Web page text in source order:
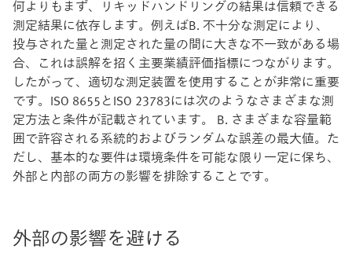
何よりもまず、リキッドハンドリングの結果は信頼できる
測定結果に依存します。例えばB. 不十分な測定により、
投与された量と測定された量の間に大きな不一致がある場
合、これは誤解を招く主要業績評価指標につながります。
したがって、適切な測定装置を使用することが非常に重要
です。ISO 8655とISO 23783には次のようなさまざまな測
定方法と条件が記載されています。 B. さまざまな容量範
囲で許容される系統的およびランダムな誤差の最大値。た
だし、基本的な要件は環境条件を可能な限り一定に保ち、
外部と内部の両方の影響を排除することです。
外部の影響を避ける